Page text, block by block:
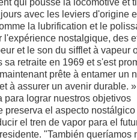
qui pousse la locomotive et
avec les leviers d'origine
la lubrification et le
l'expérience nostalgique, des
et le son du sifflet à vapeur
sa retraite en 1969 et s'est
prête à entamer un
à assurer un avenir durable.
para lograr nuestros objetivos
preserva el aspecto
el tren de vapor para el
"También queríamos